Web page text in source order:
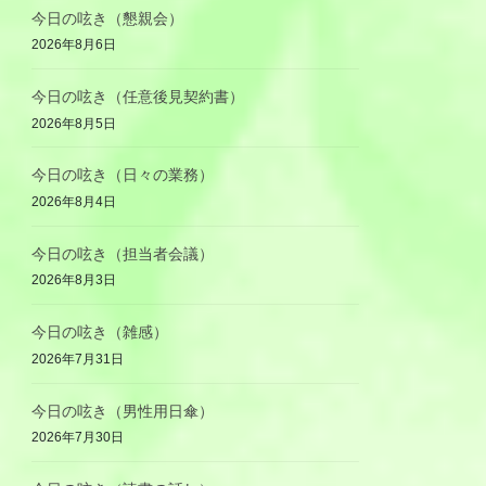
今日の呟き（懇親会）
2026年8月6日
今日の呟き（任意後見契約書）
2026年8月5日
今日の呟き（日々の業務）
2026年8月4日
今日の呟き（担当者会議）
2026年8月3日
今日の呟き（雑感）
2026年7月31日
今日の呟き（男性用日傘）
2026年7月30日